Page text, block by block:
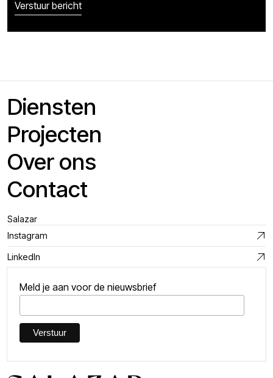
Diensten
Projecten
Over ons
Contact
Salazar
Instagram
LinkedIn
Meld je aan voor de nieuwsbrief